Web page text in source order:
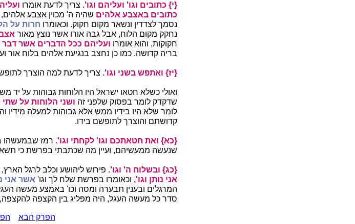
{י} כתובים וגו' ועליהם וגו'. צריך לדעת אומרו
כתובים באצבע אלהים שהיה ה' מכוין אצבע
נסמך לצדדין ונשאר מקום חקוק. וכאומרו חרות על
נחקק מקום הלוח, אבל גבה אורו אשר נוצץ מאור
חקוקות, והוא אומרו ועליהם ככל הדברים אשר דבר
בריה קדושה. כמו כן נחצב בנגיעת אלהים בלוח אור
{יז} ואתפש בשני וגו'. צריך לדעת למה הוצרך
ואולי כשלא חטאו ישראל היו הלוחות גבוהות על יד
שדקדק לומר בפסוק שלפני זה ושני הלוחות על שתי
לומר שלא היו בידיו ממש אלא גבוהות למעלה מידיו
קדושתם והוצרך לתופשם בידו.
{כא} ואת חטאתכם וגו' לקחתי וגו'. רמז שבמעשהו
שנעשה ממעשיהם, ועיין מה שכתבתי בפרשת כי
{כג} ובשלוח ה' וגו'. פירוש ליהושע וכלב לרגל
אני נותן וגו', וכאומרו בפרשת שלח לך וגו' אשר אני
המרגלים ובענין תבערה ומסה וכו' באמצע מעשה
סדר כל מעשה העגל, היה מפליג בין הקצפה להקצפה,
הפרק הבא